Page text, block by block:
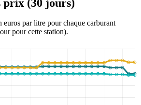
prix (30 jours)
par litre pour chaque carburant
pour cette station).